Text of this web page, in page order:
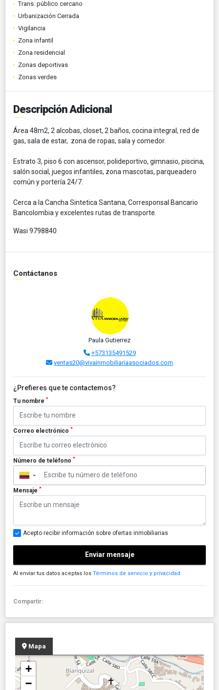
Trans. público cercano
Urbanización Cerrada
Vigilancia
Zona infantil
Zona residencial
Zonas deportivas
Zonas verdes
Descripción Adicional
Área 48m2, 2 alcobas, closet, 2 baños, cocina integral, red de
gas, sala de estar, zona de ropas, sala y comedor.
Estrato 3, piso 6 con ascensor, polideportivo, gimnasio, piscina,
salón social, juegos infantiles, zona mascotas, parqueadero
común y portería 24/7.
Cerca a la Cancha Sintetica Santana, Corresponsal Bancario
Bancolombia y excelentes rutas de transporte.
Wasi 9798840
Contáctanos
Paula Gutierrez
+573135491529
ventas20@vivainmobiliariaasociados.com
¿Prefieres que te contactemos?
Tu nombre *
Correo electrónico *
Número de teléfono *
▼
Mensaje *
Acepto recibir información sobre ofertas inmobiliarias
Enviar mensaje
Al enviar tus datos aceptas los Términos de servicio y privacidad
Compartir:
Mapa
+
−